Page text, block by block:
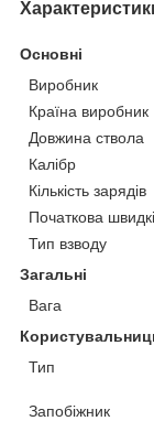
Основні
Виробник
Країна виробник
Довжина ствола
Калібр
Кількість зарядів
Початкова
Тип взводу
Загальні
Вага
Тип
Запобіжник